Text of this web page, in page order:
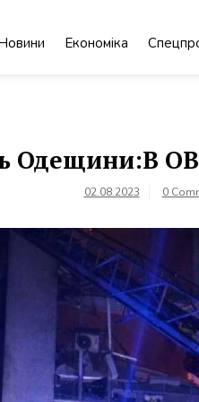
Економіка
Одещини:В
02.08.2023 0